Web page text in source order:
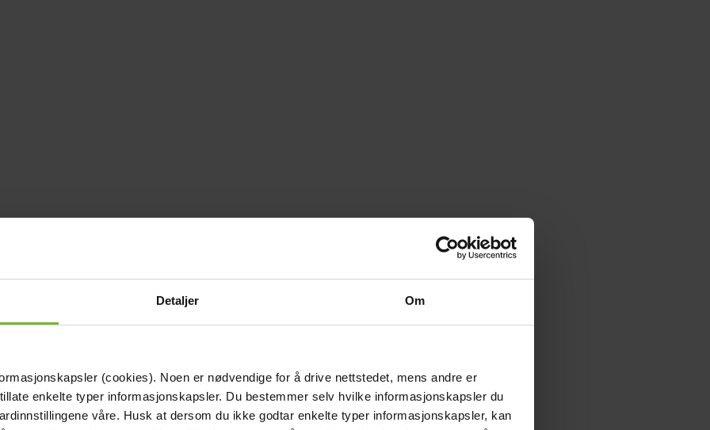
Detaljer Om
(cookies). Noen er nødvendige for å drive nettstedet, mens andre er
enkelte typer informasjonskapsler. Du bestemmer selv hvilke informasjonskapsler du
våre. Husk at dersom du ikke godtar enkelte typer informasjonskapsler, kan